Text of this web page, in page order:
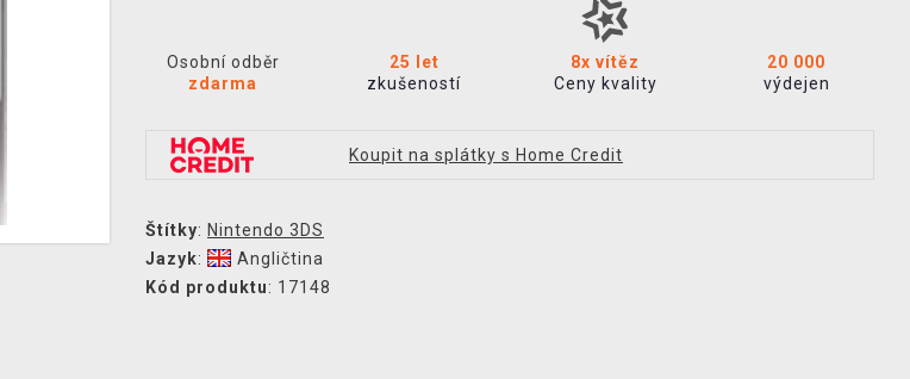
Osobní odběr
zdarma
25 let
zkušeností
8x vítěz
Ceny kvality
20 000
výdejen
Koupit na splátky s Home Credit
Štítky: Nintendo 3DS
Jazyk:
Angličtina
Kód produktu: 17148